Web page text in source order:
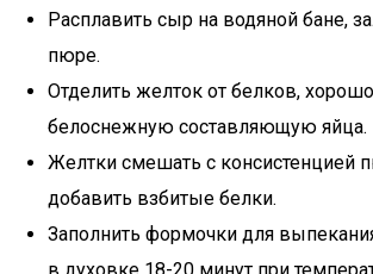
Расплавить сыр на водяной бане,
пюре.
Отделить желток от белков,
белоснежную составляющую яйца.
Желтки смешать с консистенцией
добавить взбитые белки.
Заполнить формочки для